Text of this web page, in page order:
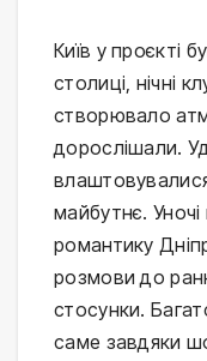
Київ у проєкті
столиці, нічні
створювало
дорослішали.
майбутнє. Уночі
романтику
розмови до
стосунки.
саме завдяки